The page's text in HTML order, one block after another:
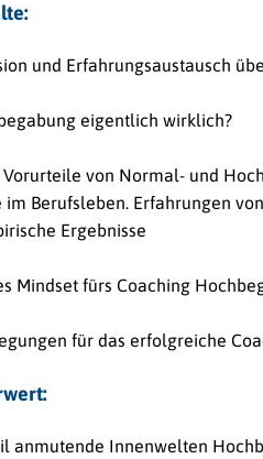
und Erfahrungsaustausch
eigentlich wirklich?
Vorurteile von Normal- und
im Berufsleben. Erfahrungen
Ergebnisse
Mindset fürs Coaching
für das erfolgreiche
anmutende Innenwelten